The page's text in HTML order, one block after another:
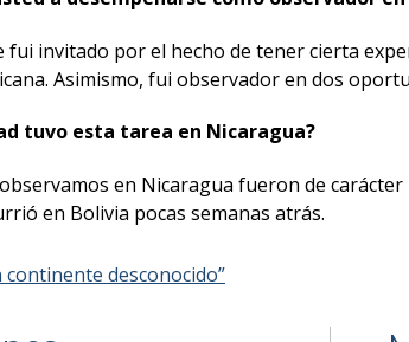
fui invitado por el hecho de tener cierta
Asimismo, fui observador en dos
tuvo esta tarea en Nicaragua?
en Nicaragua fueron de
en Bolivia pocas semanas atrás.
desconocido”